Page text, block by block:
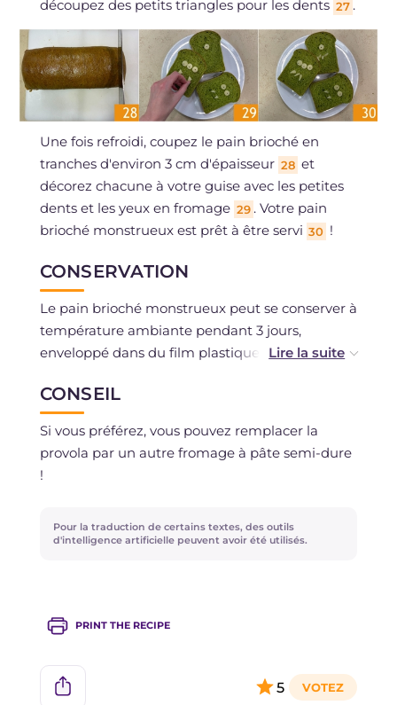
découpez des petits triangles pour les dents 27 .
Une fois refroidi, coupez le pain brioché en
tranches d'environ 3 cm d'épaisseur 28 et
décorez chacune à votre guise avec les petites
dents et les yeux en fromage 29 . Votre pain
brioché monstrueux est prêt à être servi 30 !
CONSERVATION
Le pain brioché monstrueux peut se conserver à
température ambiante pendant 3 jours,
enveloppé dans du film plastique ou dans un
CONSEIL
Si vous préférez, vous pouvez remplacer la
provola par un autre fromage à pâte semi-dure
!
Pour la traduction de certains textes, des outils
d'intelligence artificielle peuvent avoir été utilisés.
PRINT THE RECIPE
5